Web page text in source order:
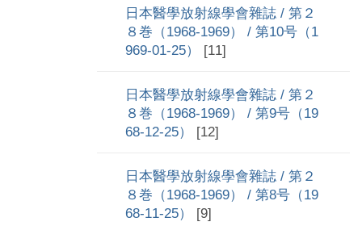
日本醫學放射線學會雜誌 / 第２
８巻（1968-1969） / 第10号（1
969-01-25） [11]
日本醫學放射線學會雜誌 / 第２
８巻（1968-1969） / 第9号（19
68-12-25） [12]
日本醫學放射線學會雜誌 / 第２
８巻（1968-1969） / 第8号（19
68-11-25） [9]